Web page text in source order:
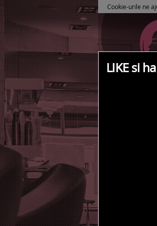
Cookie-urile ne
LIKE si